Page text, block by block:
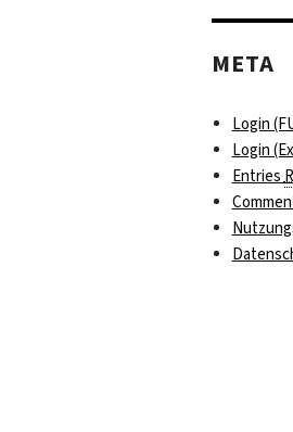
META
Login
Login
Entries